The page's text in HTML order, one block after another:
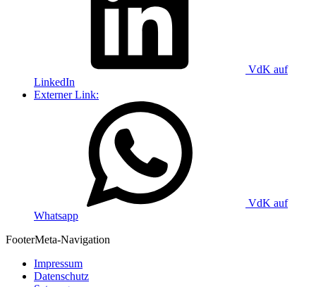
VdK auf
LinkedIn
Externer Link:
VdK auf
Whatsapp
FooterMeta-Navigation
Impressum
Datenschutz